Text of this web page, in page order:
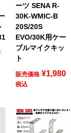
ーツ SENA R-
30K-WMIC-B
20S/20S
EVO/30K用ケー
ブルマイクキッ
ト
販売価格 ¥1,980
税込